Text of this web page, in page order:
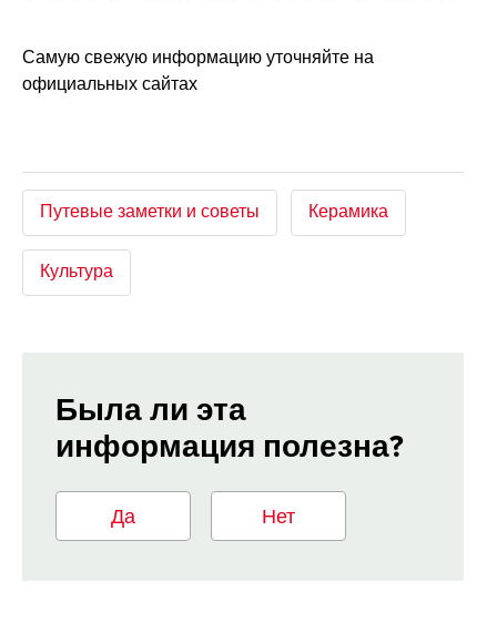
Самую свежую информацию уточняйте на
официальных сайтах
Путевые заметки и советы Керамика
Культура
Была ли эта
информация полезна?
Да Нет